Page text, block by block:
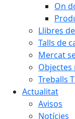
On
Llibres
Talls de
Mercat
Treballs
Actualitat
Avisos
Notícies